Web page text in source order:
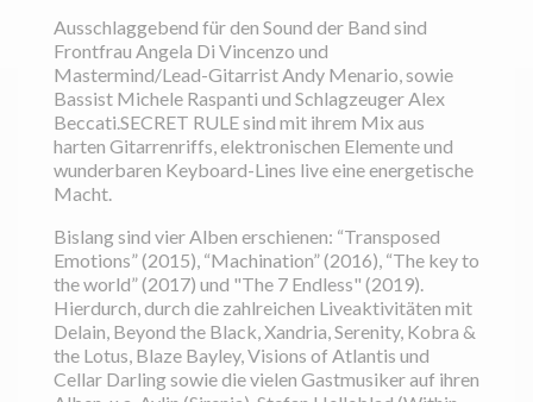
Ausschlaggebend für den Sound der Band sind
Frontfrau Angela Di Vincenzo und
Mastermind/Lead-Gitarrist Andy Menario, sowie
Bassist Michele Raspanti und Schlagzeuger Alex
Beccati.SECRET RULE sind mit ihrem Mix aus
harten Gitarrenriffs, elektronischen Elemente und
wunderbaren Keyboard-Lines live eine energetische
Macht.
Bislang sind vier Alben erschienen: “Transposed
Emotions” (2015), “Machination” (2016), “The key to
the world” (2017) und "The 7 Endless" (2019).
Hierdurch, durch die zahlreichen Liveaktivitäten mit
Delain, Beyond the Black, Xandria, Serenity, Kobra &
the Lotus, Blaze Bayley, Visions of Atlantis und
Cellar Darling sowie die vielen Gastmusiker auf ihren